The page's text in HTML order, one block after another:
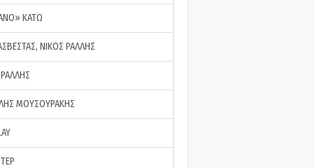
ΚΑΤΩ
ΝΙΚΟΣ ΡΑΛΛΗΣ
ΜΟΥΣΟΥΡΑΚΗΣ